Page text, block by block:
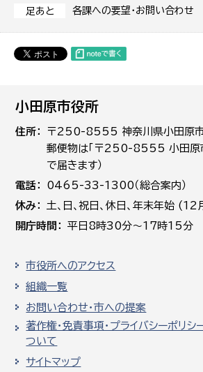
足あと 各課への要望・お問い合わせ
小田原市役所
住所
〒250-8555 神奈川県小田原
郵便物は「〒250-8555 小田原
で届きます）
電話
0465-33-1300（総合案内）
休み
土､日､祝日、休日、年末年始
開庁時間
平日8時30分～17時15分
市役所へのアクセス
組織一覧
お問い合わせ・市への提案
著作権・免責事項・プライバシーポリシ
ついて
サイトマップ